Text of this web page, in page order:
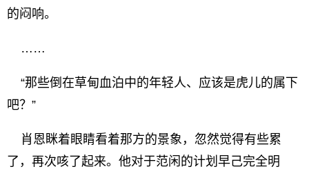
的闷响。
……
“那些倒在草甸血泊中的年轻人、应该是虎儿的属下
吧？”
肖恩眯着眼睛看着那方的景象，忽然觉得有些累
了，再次咳了起来。他对于范闲的计划早己完全明